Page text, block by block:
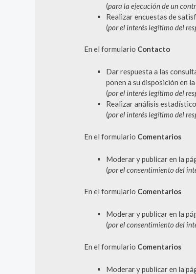
(para la ejecución de un
Realizar encuestas de
(por el interés legítimo del
En el formulario Contacto
Dar respuesta a las
ponen a su disposición en
(por el interés legítimo del
Realizar análisis
(por el interés legítimo del
En el formulario Comentarios
Moderar y publicar en la
(por el consentimiento del
En el formulario Comentarios
Moderar y publicar en la
(por el consentimiento del
En el formulario Comentarios
Moderar y publicar en la